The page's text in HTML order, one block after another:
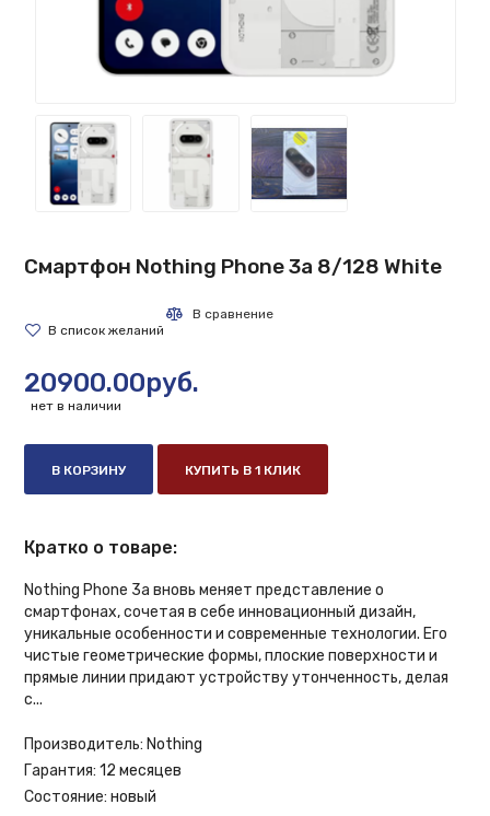
Смартфон Nothing Phone 3a 8/128 White
20900.00руб.
нет в наличии
В КОРЗИНУ КУПИТЬ В 1 КЛИК
Кратко о товаре:
Nothing Phone 3a вновь меняет представление о
смартфонах, сочетая в себе инновационный дизайн,
уникальные особенности и современные технологии. Его
чистые геометрические формы, плоские поверхности и
прямые линии придают устройству утонченность, делая
с...
Производитель: Nothing
Гарантия: 12 месяцев
Состояние: новый